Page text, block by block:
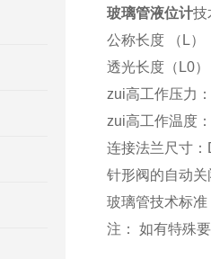
玻璃管液位计技
公称长度 （L）
透光长度（L0
zui高工作压力
zui高工作温度
连接法兰尺寸
针形阀的自动
玻璃管技术标
注： 如有特殊